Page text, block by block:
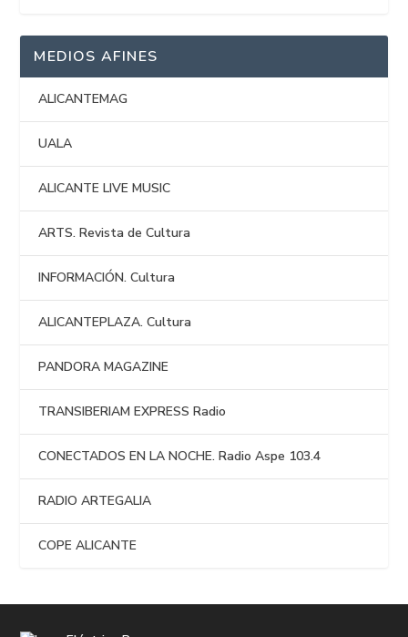
MEDIOS AFINES
ALICANTEMAG
UALA
ALICANTE LIVE MUSIC
ARTS. Revista de Cultura
INFORMACIÓN. Cultura
ALICANTEPLAZA. Cultura
PANDORA MAGAZINE
TRANSIBERIAM EXPRESS Radio
CONECTADOS EN LA NOCHE. Radio Aspe 103.4
RADIO ARTEGALIA
COPE ALICANTE